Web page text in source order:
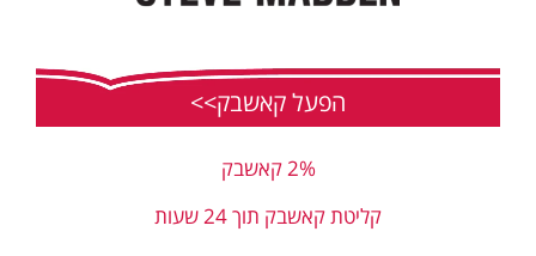
הפעל קאשבק>>
2% קאשבק
קליטת קאשבק תוך 24 שעות